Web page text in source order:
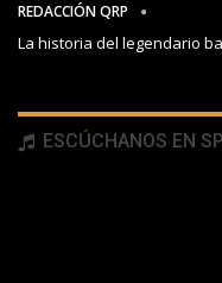
REDACCIÓN QRP
La historia del legendario
ESCÚCHANOS EN